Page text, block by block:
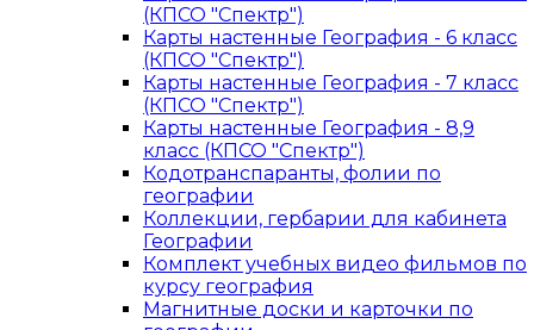
(КПСО "Спектр")
Карты настенные География - 6 класс
(КПСО "Спектр")
Карты настенные География - 7 класс
(КПСО "Спектр")
Карты настенные География - 8,9
класс (КПСО "Спектр")
Кодотранспаранты, фолии по
географии
Коллекции, гербарии для кабинета
Географии
Комплект учебных видео фильмов по
курсу география
Магнитные доски и карточки по